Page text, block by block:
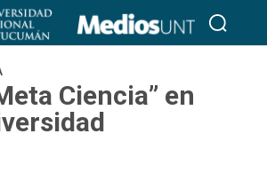
Ciencia” en